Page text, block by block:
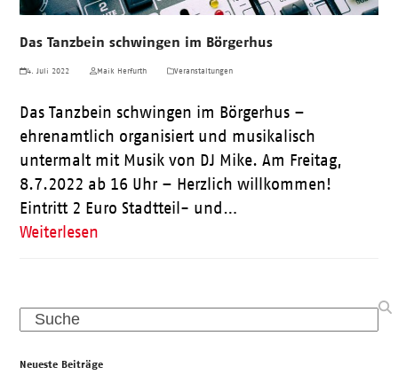
Das Tanzbein schwingen im Börgerhus
4. Juli 2022 Maik Herfurth Veranstaltungen
Das Tanzbein schwingen im Börgerhus –
ehrenamtlich organisiert und musikalisch
untermalt mit Musik von DJ Mike. Am Freitag,
8.7.2022 ab 16 Uhr – Herzlich willkommen!
Eintritt 2 Euro Stadtteil- und…
Weiterlesen
Search
Neueste Beiträge